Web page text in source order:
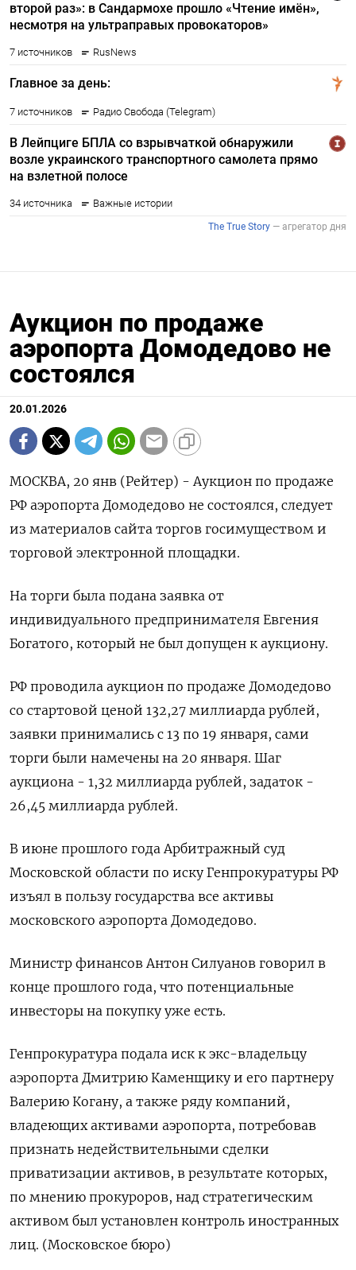
Аукцион по продаже
аэропорта Домодедово не
состоялся
20.01.2026
МОСКВА, 20 янв (Рейтер) - Аукцион по продаже
РФ аэропорта Домодедово не состоялся, следует
из материалов ⁠сайта торгов госимуществом и
торговой электронной площадки.
На торги была подана заявка от
индивидуального предпринимателя Евгения
⁠Богатого, который не ​был допущен к аукциону.
РФ ⁠проводила аукцион по продаже Домодедово
со стартовой ценой ⁠132,27 миллиарда рублей,
заявки принимались с ‌13 по 19 января, сами
‍торги были намечены на 20 января. ‌Шаг
аукциона - 1,32 миллиарда рублей, ​задаток -
26,45 миллиарда рублей.
В июне прошлого года Арбитражный суд
Московской ⁠области по иску Генпрокуратуры РФ
‍изъял в пользу государства все ‌активы
московского аэропорта Домодедово.
Министр финансов Антон Силуанов говорил в
конце прошлого года, что потенциальные
инвесторы на покупку уже есть.
Генпрокуратура подала иск к экс-владельцу
аэропорта Дмитрию Каменщику и ‍его партнеру
‍Валерию Когану, а также ряду компаний,
владеющих активами аэропорта, ‍потребовав
признать недействительными сделки
приватизации активов, в результате которых,
по мнению прокуроров, над ⁠стратегическим
активом был установлен контроль иностранных
лиц. (Московское бюро)